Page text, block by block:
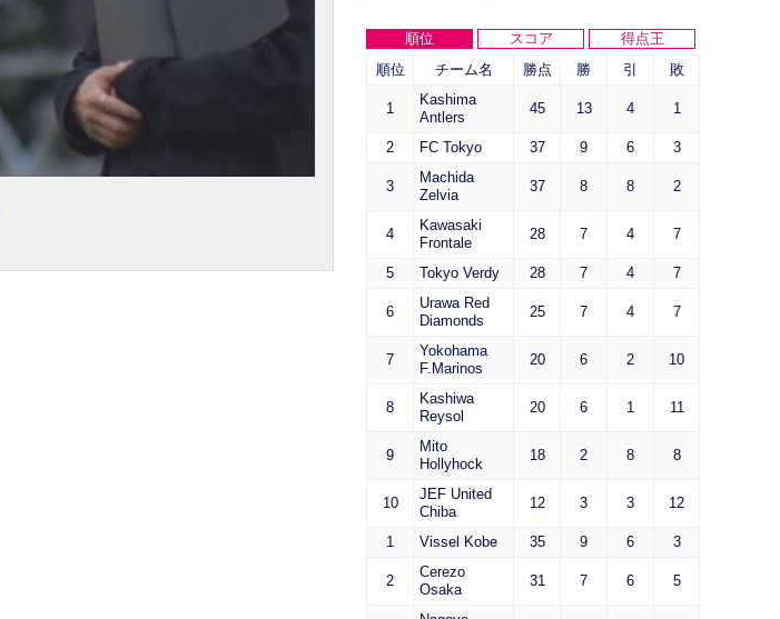
順位 スコア
得点王
順位
チーム名 勝点 勝 引 敗
1
Kashima
Antlers
45 13 4 1
2 FC Tokyo 37 9 6 3
3
Machida
Zelvia
37 8 8 2
4
Kawasaki
Frontale
28 7 4 7
5 Tokyo Verdy 28 7 4 7
6
Urawa Red
Diamonds
25 7 4 7
7
Yokohama
F.Marinos
20 6 2 10
8
Kashiwa
Reysol
20 6 1 11
9
Mito
Hollyhock
18 2 8 8
10
JEF United
Chiba
12 3 3 12
1 Vissel Kobe 35 9 6 3
2
Cerezo
Osaka
31 7 6 5